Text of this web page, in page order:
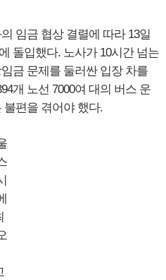
임금 협상 결렬에 따라 13일
돌입했다. 노사가 10시간 넘는
금 문제를 둘러싼 입장 차를
개 노선 7000여 대의 버스 운
불편을 겪어야 했다.